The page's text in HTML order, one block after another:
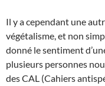
Il y a cependant une
végétalisme, et non
donné le sentiment
plusieurs personnes
des CAL (Cahiers